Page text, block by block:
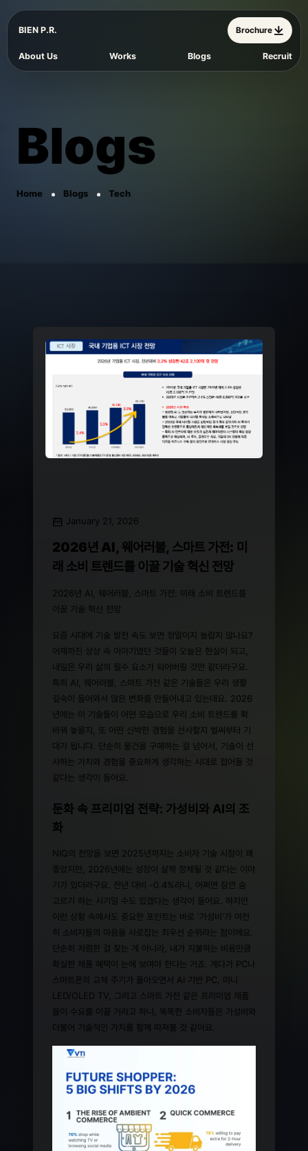
BIEN P.R.
About Us Works Blogs Recruit
Brochure
Blogs
Home Blogs Tech
January 21, 2026
2026년 AI, 웨어러블, 스마트 가전: 미
래 소비 트렌드를 이끌 기술 혁신 전망
2026년 AI, 웨어러블, 스마트 가전: 미래 소비 트렌드를
이끌 기술 혁신 전망
요즘 시대에 기술 발전 속도 보면 정말이지 놀랍지 않나요?
어제까진 상상 속 이야기였던 것들이 오늘은 현실이 되고,
내일은 우리 삶의 필수 요소가 되어버릴 것만 같더라구요.
특히 AI, 웨어러블, 스마트 가전 같은 기술들은 우리 생활
깊숙이 들어와서 많은 변화를 만들어내고 있는데요. 2026
년에는 이 기술들이 어떤 모습으로 우리 소비 트렌드를 확
바꿔 놓을지, 또 어떤 신박한 경험을 선사할지 벌써부터 기
대가 됩니다. 단순히 물건을 구매하는 걸 넘어서, 기술이 선
사하는 가치와 경험을 중요하게 생각하는 시대로 접어들 것
같다는 생각이 들어요.
둔화 속 프리미엄 전략: 가성비와 AI의 조
화
NIQ의 전망을 보면 2025년까지는 소비자 기술 시장이 꽤
좋았지만, 2026년에는 성장이 살짝 정체될 것 같다는 이야
기가 있더라구요. 전년 대비 -0.4%라니, 어쩌면 잠깐 숨
고르기 하는 시기일 수도 있겠다는 생각이 들어요. 하지만
이런 상황 속에서도 중요한 포인트는 바로 '가성비'가 여전
히 소비자들의 마음을 사로잡는 최우선 순위라는 점이에요.
단순히 저렴한 걸 찾는 게 아니라, 내가 지불하는 비용만큼
확실한 제품 혜택이 눈에 보여야 한다는 거죠. 게다가 PC나
스마트폰의 교체 주기가 돌아오면서 AI 기반 PC, 미니
LED/OLED TV, 그리고 스마트 가전 같은 프리미엄 제품
들이 수요를 이끌 거라고 하니, 똑똑한 소비자들은 가성비와
더불어 기술적인 가치를 함께 따져볼 것 같아요.